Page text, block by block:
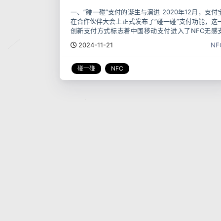
一、”碰一碰”支付的诞生与演进 2020年12月，支付
在合作伙伴大会上正式发布了”碰一碰”支付功能，这
创新支付方式标志着中国移动支付进入了NFC无感
宝将这一技术称为”数字人民币NFC支付解
2024-11-21
碰一碰 NFC